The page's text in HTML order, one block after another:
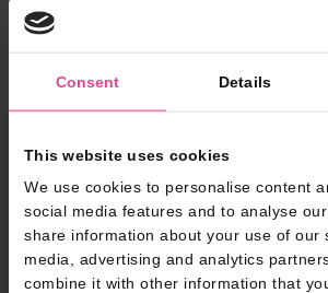
Consent Details
This website uses cookies
We use cookies to personalise content
social media features and to analyse
share information about your use of our
media, advertising and analytics
combine it with other information that
hoeven de Sales collega’s niet
kaartjes mee te nemen, maar
pasje genoeg. Wanneer er iemand
kunnen we de kaart eenvoudig